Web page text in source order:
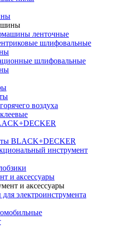
ленточные
шлифовальные
шлифовальные
воздуха
BLACK+DECKER
инструмент
и аксессуары
и аксессуары
электроинструмента